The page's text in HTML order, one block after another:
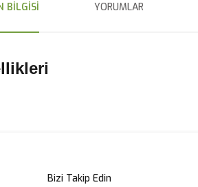
BILGISI YORUMLAR
Bizi Takip Edin